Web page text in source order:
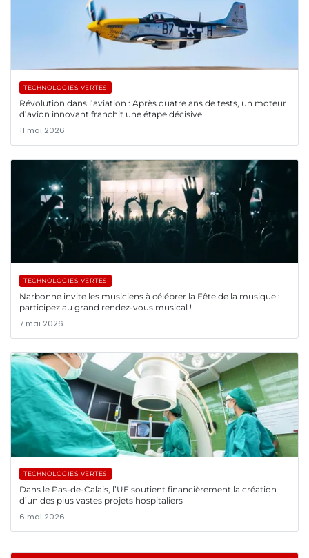
TECHNOLOGIES VERTES
Révolution dans l’aviation : Après quatre ans de tests, un moteur
d’avion innovant franchit une étape décisive
11 mai 2026
TECHNOLOGIES VERTES
Narbonne invite les musiciens à célébrer la Fête de la musique :
participez au grand rendez-vous musical !
7 mai 2026
TECHNOLOGIES VERTES
Dans le Pas-de-Calais, l’UE soutient financièrement la création
d’un des plus vastes projets hospitaliers
6 mai 2026